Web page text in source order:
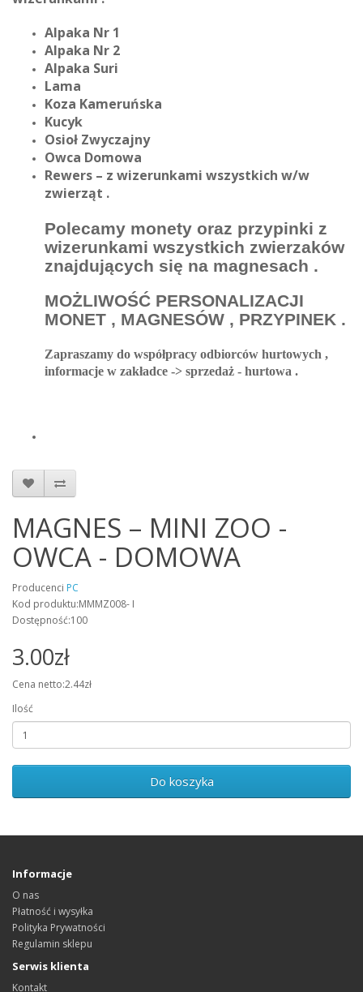
Alpaka Nr 1
Alpaka Nr 2
Alpaka Suri
Lama
Koza Kameruńska
Kucyk
Osioł Zwyczajny
Owca Domowa
Rewers – z wizerunkami wszystkich w/w
zwierząt .
Polecamy monety oraz przypinki z
wizerunkami wszystkich zwierzaków
znajdujących się na magnesach .
MOŻLIWOŚĆ PERSONALIZACJI
MONET , MAGNESÓW , PRZYPINEK .
Zapraszamy do współpracy odbiorców hurtowych ,
informacje w zakładce -> sprzedaż - hurtowa .
MAGNES – MINI ZOO -
OWCA - DOMOWA
Producenci PC
Kod produktu:MMMZ008- I
Dostępność:100
3.00zł
Cena netto:2.44zł
Ilość
Do koszyka
Informacje
O nas
Płatność i wysyłka
Polityka Prywatności
Regulamin sklepu
Serwis klienta
Kontakt